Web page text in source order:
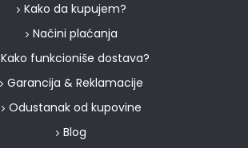
Kako da kupujem?
Načini plaćanja
Kako funkcioniše dostava?
Garancija & Reklamacije
Odustanak od kupovine
Blog